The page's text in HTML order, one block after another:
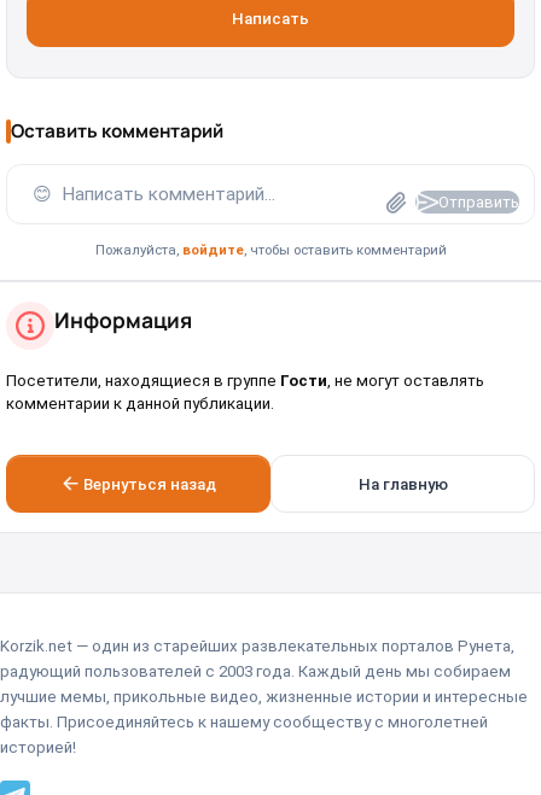
Написать
Оставить комментарий
😊 Написать комментарий... Отправить
Пожалуйста, войдите, чтобы оставить комментарий
Информация
Посетители, находящиеся в группе Гости, не могут оставлять
комментарии к данной публикации.
Вернуться назад На главную
Korzik.net — один из старейших развлекательных порталов Рунета,
радующий пользователей с 2003 года. Каждый день мы собираем
лучшие мемы, прикольные видео, жизненные истории и интересные
факты. Присоединяйтесь к нашему сообществу с многолетней
историей!